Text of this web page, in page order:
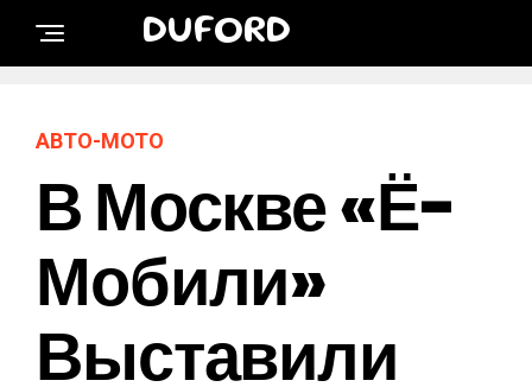
DUFORD
АВТО-МОТО
В Москве «Ё-
Мобили»
Выставили